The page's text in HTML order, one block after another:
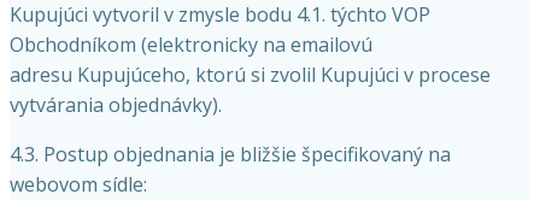
Kupujúci vytvoril v zmysle bodu 4.1. týchto VOP
Obchodníkom (elektronicky na emailovú
adresu Kupujúceho, ktorú si zvolil Kupujúci v procese
vytvárania objednávky).
4.3. Postup objednania je bližšie špecifikovaný na
webovom sídle: